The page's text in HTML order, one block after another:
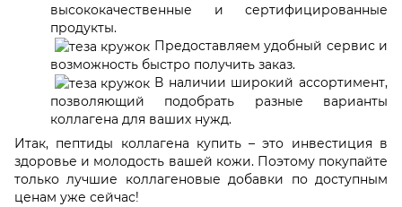
высококачественные и сертифицированные
продукты.
Предоставляем удобный сервис и
возможность быстро получить заказ.
В наличии широкий ассортимент,
позволяющий подобрать разные варианты
коллагена для ваших нужд.
Итак, пептиды коллагена купить – это инвестиция в
здоровье и молодость вашей кожи. Поэтому покупайте
только лучшие коллагеновые добавки по доступным
ценам уже сейчас!